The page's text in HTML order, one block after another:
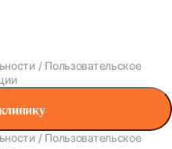
/ Пользовательское
/ Пользовательское